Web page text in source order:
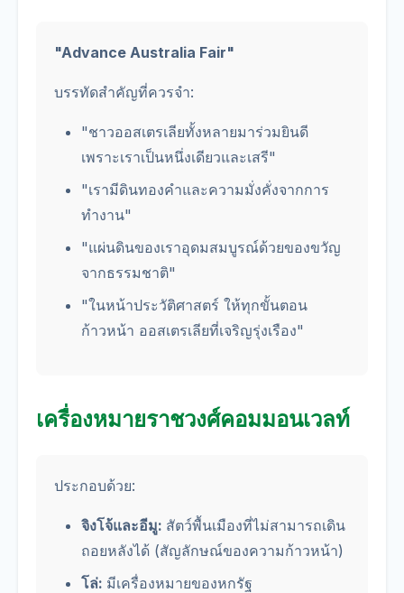
"Advance Australia Fair"
บรรทัดสำคัญที่ควรจำ:
"ชาวออสเตรเลียทั้งหลายมาร่วมยินดี
เพราะเราเป็นหนึ่งเดียวและเสรี"
"เรามีดินทองคำและความมั่งคั่งจากการ
ทำงาน"
"แผ่นดินของเราอุดมสมบูรณ์ด้วยของขวัญ
จากธรรมชาติ"
"ในหน้าประวัติศาสตร์ ให้ทุกขั้นตอน
ก้าวหน้า ออสเตรเลียที่เจริญรุ่งเรือง"
เครื่องหมายราชวงศ์คอมมอนเวลท์
ประกอบด้วย:
จิงโจ้และอีมู: สัตว์พื้นเมืองที่ไม่สามารถเดิน
ถอยหลังได้ (สัญลักษณ์ของความก้าวหน้า)
โล่: มีเครื่องหมายของหกรัฐ